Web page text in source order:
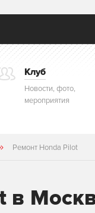
Клуб
Новости, фото,
мероприятия
Ремонт Honda Pilot
в